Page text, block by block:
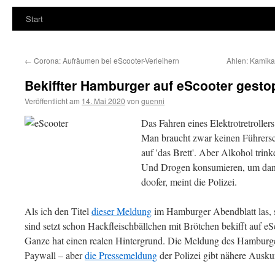
Start
← Corona: Aufräumen bei eScooter-Verleihern Ahlen:
Bekiffter Hamburger auf eScooter
Veröffentlicht am 14. Mai 2020 von guenni
Das Fahren eines
Man braucht zwar keinen
auf 'das Brett'. Aber Alkohol
Und Drogen konsumieren, um
doofer, meint die Polizei.
Als ich den Titel dieser Meldungim Hamburger Abendblatt las,
sind setzt schon Hackfleischbällchen mit Brötchen bekifft auf
Ganze hat einen realen Hintergrund. Die Meldung des
Paywall – aberdie Pressemeldungder Polizei gibt nähere